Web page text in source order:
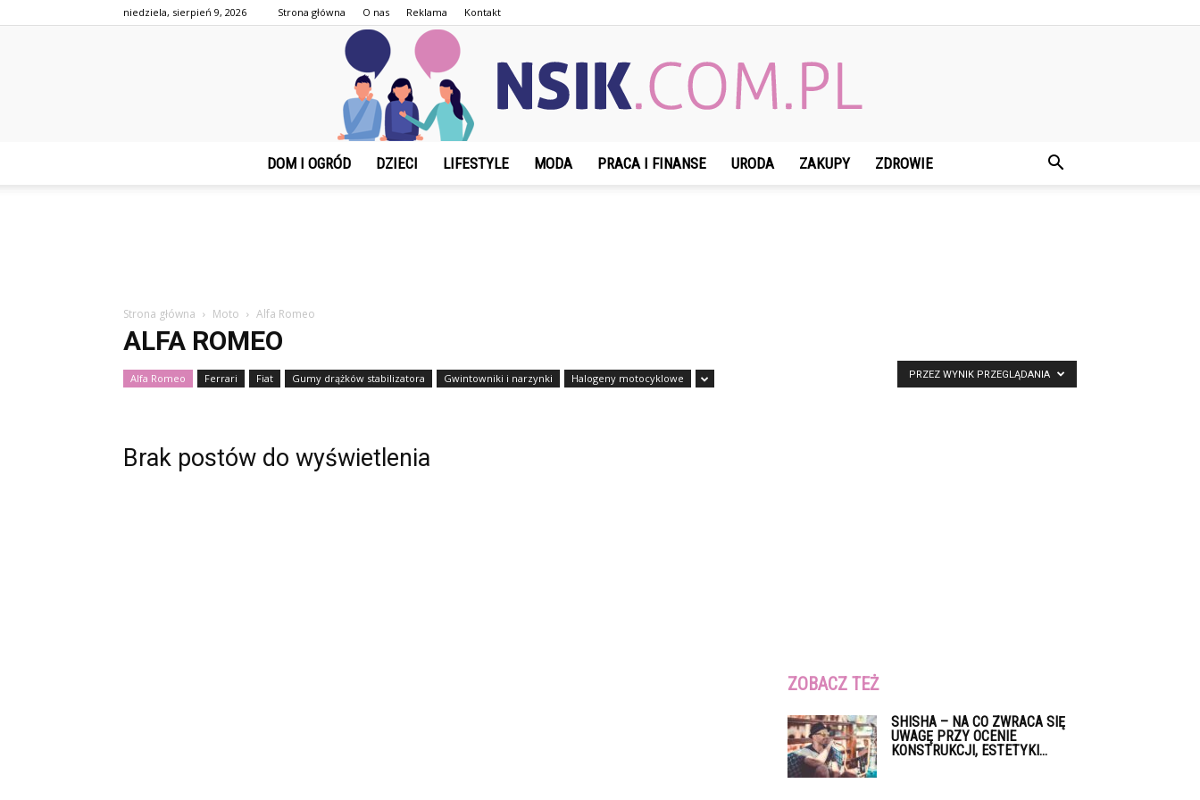
niedziela, sierpień 9, 2026 Strona główna O nas Reklama Kontakt
DOM I OGRÓD DZIECI LIFESTYLE MODA PRACA I FINANSE URODA ZAKUPY ZDROWIE
Strona główna Moto Alfa Romeo
ALFA ROMEO
Alfa Romeo Ferrari Fiat Gumy drążków stabilizatora Gwintowniki i narzynki Halogeny motocyklowe PRZEZ WYNIK PRZEGLĄDANIA
Brak postów do wyświetlenia
ZOBACZ TEŻ
SHISHA – NA CO ZWRACA SIĘ
UWAGĘ PRZY OCENIE
KONSTRUKCJI, ESTETYKI...